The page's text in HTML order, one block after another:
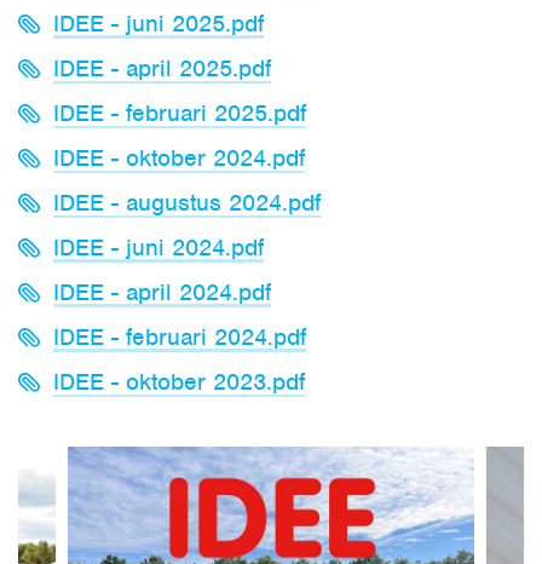
IDEE - juni 2025.pdf
IDEE - april 2025.pdf
IDEE - februari 2025.pdf
IDEE - oktober 2024.pdf
IDEE - augustus 2024.pdf
IDEE - juni 2024.pdf
IDEE - april 2024.pdf
IDEE - februari 2024.pdf
IDEE - oktober 2023.pdf